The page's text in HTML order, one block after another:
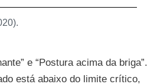
e “Postura acima da briga”.
está abaixo do limite crítico,